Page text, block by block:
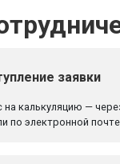
заявки
калькуляцию —
по электронной